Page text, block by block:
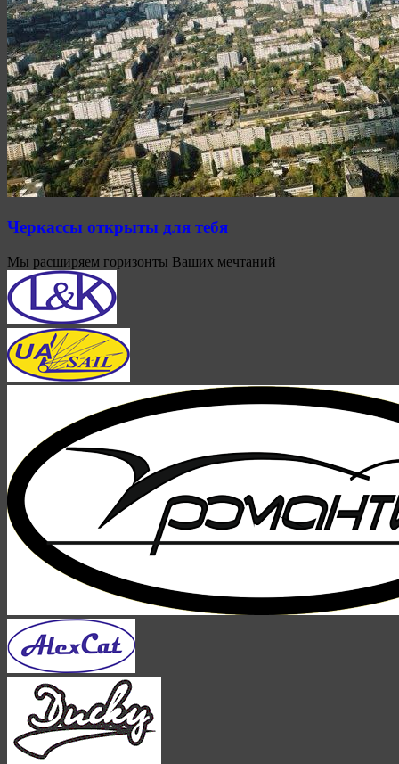
Черкассы открыты для тебя
Мы расширяем горизонты Ваших мечтаний